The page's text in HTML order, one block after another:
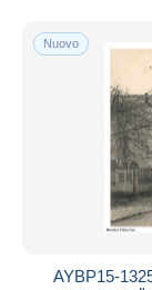
Nuovo
AYBP15-